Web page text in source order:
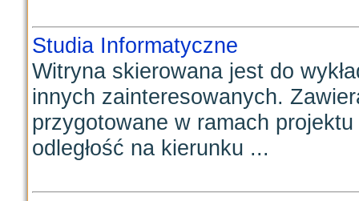
Studia Informatyczne
Witryna skierowana jest do
innych zainteresowanych.
przygotowane w ramach
odległość na kierunku ...